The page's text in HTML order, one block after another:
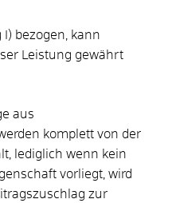
I) bezogen, kann
Leistung gewährt
aus
komplett von der
lediglich wenn kein
vorliegt, wird
zur